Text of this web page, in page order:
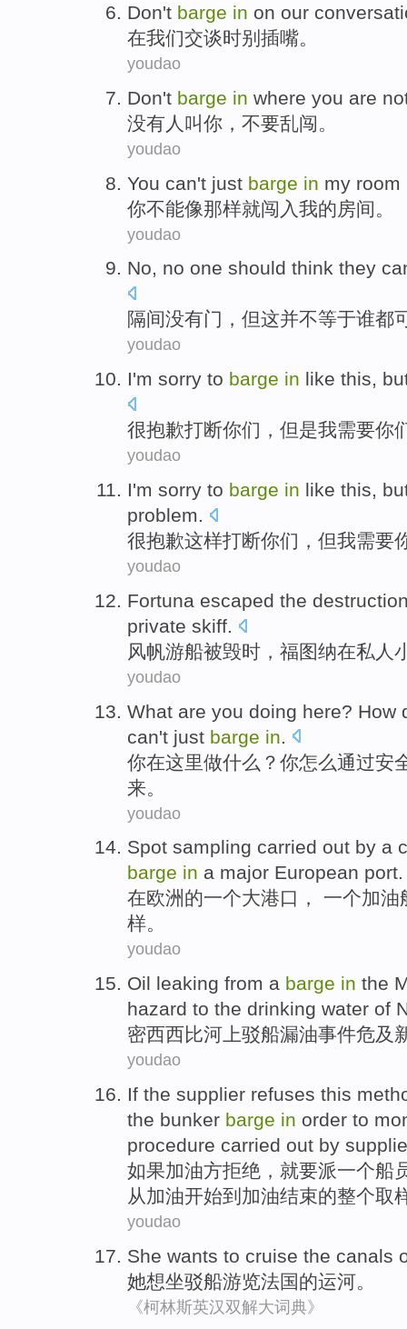
Don't barge in on our
在我们交谈时别 插嘴。
youdao
Don't barge in where you are
没有人叫你 ， 不要乱闯。
youdao
You can't just barge in my room
你不能像那样就闯入 我的房间 。
youdao
No, no one should think they
隔间没有门，但这并不等于谁都
youdao
I'm sorry to barge in like this,
很抱歉打断你们， 但是我需要你
youdao
I'm sorry to barge in like this,
problem.
很抱歉这样打断你们 ， 但我需要
youdao
Fortuna escaped the
private skiff.
风帆游船被毁时，福图纳在私人
youdao
What are you doing here? How
can't just barge in
你在这里做什么？你怎么通过安
来。
youdao
Spot sampling carried out by a
barge in a major European port.
在欧洲 的一个大港口 ， 一个加油
样。
youdao
Oil leaking from a barge in the
hazard to the drinking water of
密西西比河 上驳船漏油事件危及
youdao
If the supplier refuses this
the bunker barge in order to
procedure carried out by
如果加油方拒绝 ， 就要派一个船
从加油开始到加油结束的整个取
youdao
She wants to cruise the canals
她想坐驳船游览法国的运河。
《柯林斯英汉双解大词典》